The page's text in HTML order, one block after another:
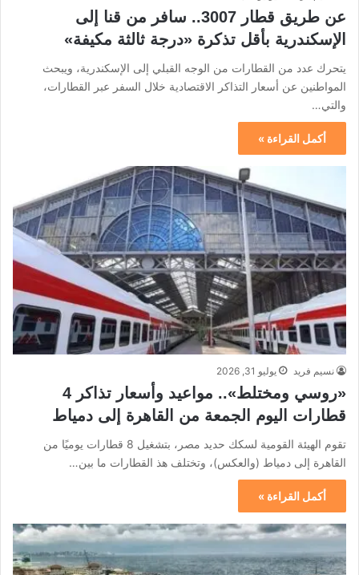
عن طريق قطار 3007.. سافر من قنا إلى
الإسكندرية بأقل تذكرة «درجة ثالثة مكيفة»
يتحرك عدد من القطارات من الوجه القبلي إلى الإسكندرية، ويبحث
المواطنين عن أسعار التذاكر الاقتصادية خلال السفر عبر القطارات،
والتي…
أكمل القراءة »
نسيم فريد يوليو 31, 2026
«روسي ومختلط».. مواعيد وأسعار تذاكر 4
قطارات اليوم الجمعة من القاهرة إلى دمياط
تقوم الهيئة القومية لسكك حديد مصر، بتشغيل 8 قطارات يوميًا من
القاهرة إلى دمياط (والعكس)، وتختلف هذ القطارات ما بين…
أكمل القراءة »